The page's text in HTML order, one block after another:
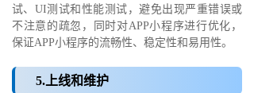
试、UI测试和性能测试，避免出现严重错误或
不注意的疏忽，同时对APP小程序进行优化，
保证APP小程序的流畅性、稳定性和易用性。
5.上线和维护